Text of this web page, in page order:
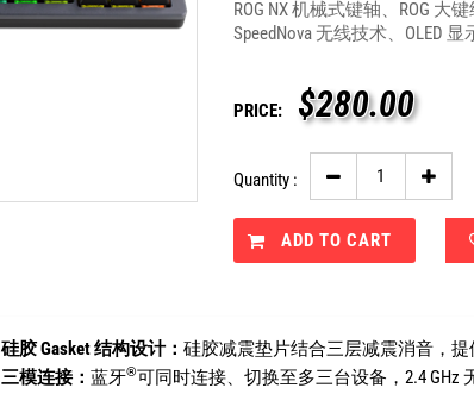
ROG NX 机械式键轴、ROG 大
SpeedNova 无线技术、OLED
PRICE: $280.00
Quantity :
ADD TO CART
硅胶 Gasket 结构设计： 硅胶减震垫片结合三层减震消音，
三模连接： 蓝牙®可同时连接、切换至多三台设备，2.4 GHz